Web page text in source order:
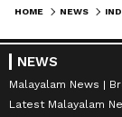
HOME NEWS
NEWS
Malayalam News
Latest Malayalam